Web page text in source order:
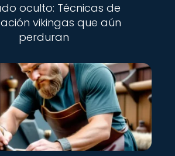
oculto: Técnicas de
vikingas que aún
perduran